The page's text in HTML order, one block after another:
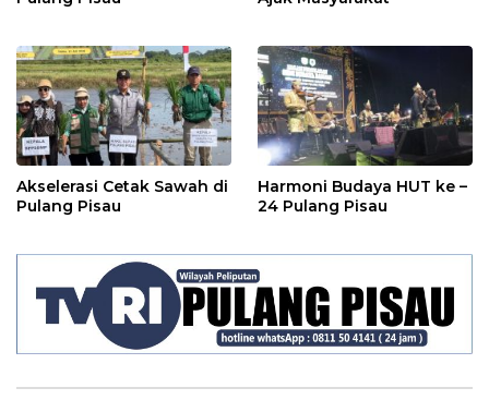
Akselerasi Cetak Sawah di
Pulang Pisau
Harmoni Budaya HUT ke –
24 Pulang Pisau